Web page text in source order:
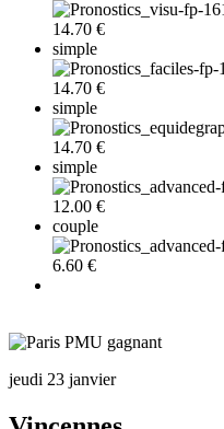
14.70 €
simple
14.70 €
simple
14.70 €
simple
12.00 €
couple
6.60 €
jeudi 23 janvier